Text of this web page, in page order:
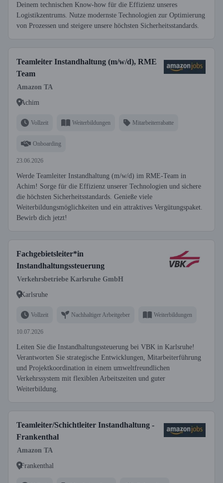
Deinem technischen Know-how für die Effizienz unseres
Logistikzentrums. Nutze modernste Technologien zur Optimierung
von Prozessen und steigere unsere höchsten Sicherheitsstandards.
Teamleiter Instandhaltung (m/w/d), RME
Team
Amazon TA
Achim
Vollzeit Weiterbildungen Mitarbeiterrabatte
Onboarding
23.06.2026
Werde Teamleiter Instandhaltung (m/w/d) im RME-Team in
Achim! Sorge für die Effizienz unserer Technologien und sichere
die höchsten Sicherheitsstandards. Genieße viele
Weiterbildungsmöglichkeiten und ein attraktives Vergütungspaket.
Bewirb dich jetzt!
Fachgebietsleiter*in
Instandhaltungssteuerung
Verkehrsbetriebe Karlsruhe GmbH
Karlsruhe
Vollzeit Nachhaltiger Arbeitgeber Weiterbildungen
10.07.2026
Leiten Sie die Instandhaltungssteuerung bei VBK in Karlsruhe!
Verantworten Sie strategische Entwicklungen, Mitarbeiterführung
und Projektkoordination in einem umweltfreundlichen
Verkehrssystem mit flexiblen Arbeitszeiten und guter
Weiterbildung.
Teamleiter/Schichtleiter Instandhaltung -
Frankenthal
Amazon TA
Frankenthal